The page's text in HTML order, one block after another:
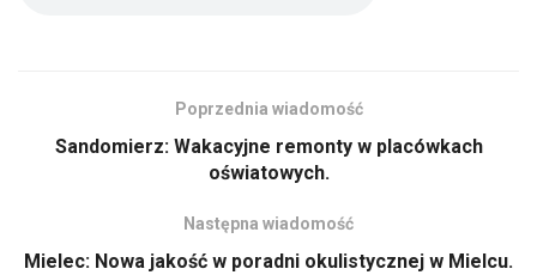
Poprzednia wiadomość
Sandomierz: Wakacyjne remonty w placówkach
oświatowych.
Następna wiadomość
Mielec: Nowa jakość w poradni okulistycznej w Mielcu.